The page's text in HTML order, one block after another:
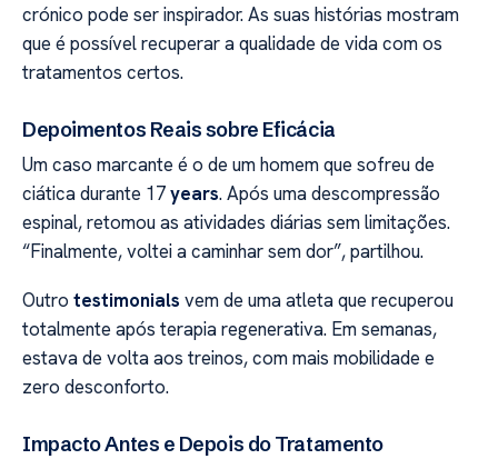
crónico pode ser inspirador. As suas histórias mostram
que é possível recuperar a qualidade de vida com os
tratamentos certos.
Depoimentos Reais sobre Eficácia
Um caso marcante é o de um homem que sofreu de
ciática durante 17years. Após uma descompressão
espinal, retomou as atividades diárias sem limitações.
“Finalmente, voltei a caminhar sem dor”, partilhou.
Outro testimonials vem de uma atleta que recuperou
totalmente após terapia regenerativa. Em semanas,
estava de volta aos treinos, com mais mobilidade e
zero desconforto.
Impacto Antes e Depois do Tratamento